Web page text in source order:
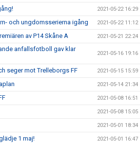
2021-05-22 16:29
och ungdomsserierna igång 2021-05-22 11:12
av P14 Skåne A 2021-05-21 22:24
anfallsfotboll gav klar
2021-05-16 19:16
seger mot Trelleborgs FF 2021-05-15 15:59
2021-05-14 21:34
2021-05-08 16:51
2021-05-08 15:05
2021-05-01 18:34
1 maj! 2021-05-01 16:47